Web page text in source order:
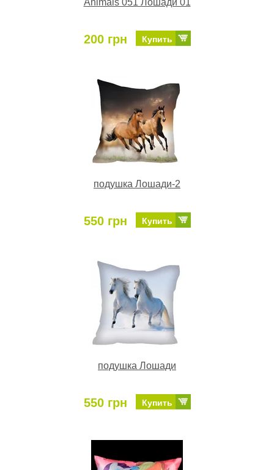
Animals 051 Лошади 01
200 грн Купить
подушка Лошади-2
550 грн Купить
подушка Лошади
550 грн Купить